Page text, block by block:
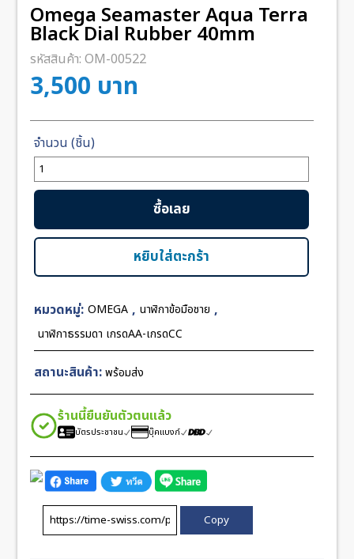
Omega Seamaster Aqua Terra
Black Dial Rubber 40mm
รหัสสินค้า:OM-00522
3,500 บาท
จำนวน
Omega
Seamaster
Terra
Dial
40mm
ชิ้น
หยิบใส่ตะกร้า
ซื้อเลย
หมวดหมู่: OMEGA , นาฬิกาข้อมือชาย ,
นาฬิกาธรรมดา เกรดAA-เกรดCC
สถานะสินค้า:พร้อมส่ง
ร้านนี้ยืนยันตัวตนแล้ว
บัตรประชาชน บุ๊คแบงก์
Copy